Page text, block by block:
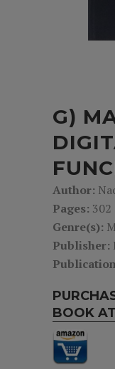
G)
Author:
Pages: 302
Genre(s):
Publisher:
BOOK